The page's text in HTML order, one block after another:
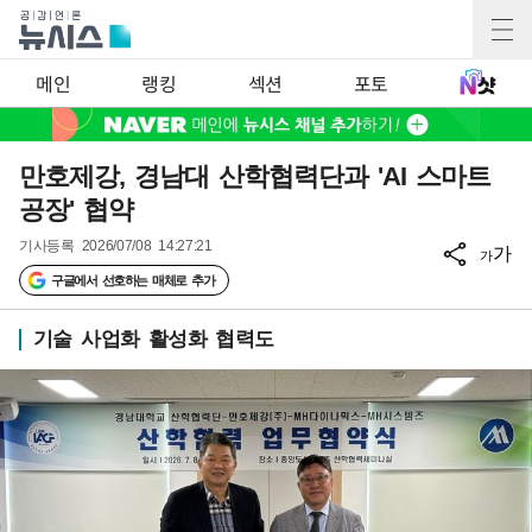
메인 랭킹 섹션 포토
만호제강, 경남대 산학협력단과 'AI 스마트
공장' 협약
기사등록 2026/07/08 14:27:21
구글에서 선호하는 매체로 추가
가가
기술 사업화 활성화 협력도